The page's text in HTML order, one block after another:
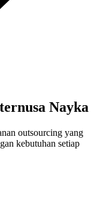
Nayka
outsourcing yang
kebutuhan setiap